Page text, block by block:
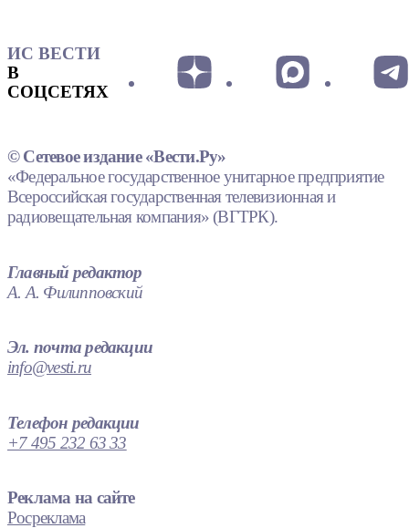
ИС ВЕСТИ
В
СОЦСЕТЯХ
© Сетевое издание «Вести.Ру»
«Федеральное государственное унитарное предприятие
Всероссийская государственная телевизионная и
радиовещательная компания» (ВГТРК).
Главный редактор
А. А. Филипповский
Эл. почта редакции
info@vesti.ru
Телефон редакции
+7 495 232 63 33
Реклама на сайте
Росреклама